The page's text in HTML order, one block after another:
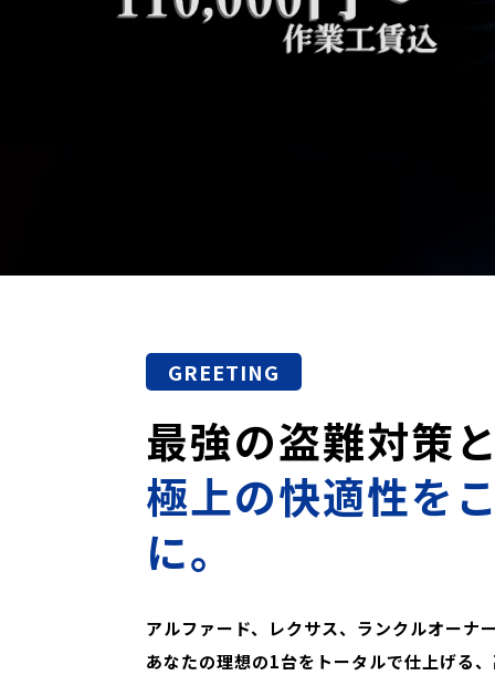
GREETING
最強の盗難対策
極上の快適性を
に。
アルファード、レクサス、ランクルオーナ
あなたの理想の1台をトータルで仕上げる